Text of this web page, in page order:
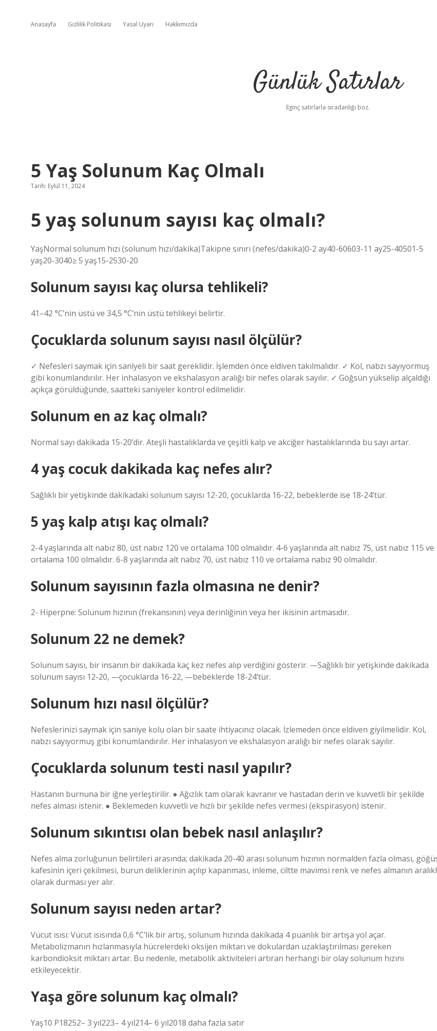
Anasayfa Gizlilik Politikası Yasal Uyarı Hakkımızda
Günlük Satırlar
İlginç satırlarla sıradanlığı boz.
5 Yaş Solunum Kaç Olmalı
Tarih: Eylül 11, 2024
5 yaş solunum sayısı kaç olmalı?
YaşNormal solunum hızı (solunum hızı/dakika)Takipne sınırı (nefes/dakika)0-2 ay40-60603-11 ay25-40501-5
yaş20-3040≥ 5 yaş15-2530-20
Solunum sayısı kaç olursa tehlikeli?
41–42 °C’nin üstü ve 34,5 °C’nin üstü tehlikeyi belirtir.
Çocuklarda solunum sayısı nasıl ölçülür?
✓ Nefesleri saymak için saniyeli bir saat gereklidir. İşlemden önce eldiven takılmalıdır. ✓ Kol, nabzı sayıyormuş
gibi konumlandırılır. Her inhalasyon ve ekshalasyon aralığı bir nefes olarak sayılır. ✓ Göğsün yükselip alçaldığı
açıkça görüldüğünde, saatteki saniyeler kontrol edilmelidir.
Solunum en az kaç olmalı?
Normal sayı dakikada 15-20’dir. Ateşli hastalıklarda ve çeşitli kalp ve akciğer hastalıklarında bu sayı artar.
4 yaş cocuk dakikada kaç nefes alır?
Sağlıklı bir yetişkinde dakikadaki solunum sayısı 12-20, çocuklarda 16-22, bebeklerde ise 18-24’tür.
5 yaş kalp atışı kaç olmalı?
2-4 yaşlarında alt nabız 80, üst nabız 120 ve ortalama 100 olmalıdır. 4-6 yaşlarında alt nabız 75, üst nabız 115 ve
ortalama 100 olmalıdır. 6-8 yaşlarında alt nabız 70, üst nabız 110 ve ortalama nabız 90 olmalıdır.
Solunum sayısının fazla olmasına ne denir?
2- Hiperpne: Solunum hızının (frekansının) veya derinliğinin veya her ikisinin artmasıdır.
Solunum 22 ne demek?
Solunum sayısı, bir insanın bir dakikada kaç kez nefes alıp verdiğini gösterir. —Sağlıklı bir yetişkinde dakikada
solunum sayısı 12-20, —çocuklarda 16-22, —bebeklerde 18-24’tür.
Solunum hızı nasıl ölçülür?
Nefeslerinizi saymak için saniye kolu olan bir saate ihtiyacınız olacak. İzlemeden önce eldiven giyilmelidir. Kol,
nabzı sayıyormuş gibi konumlandırılır. Her inhalasyon ve ekshalasyon aralığı bir nefes olarak sayılır.
Çocuklarda solunum testi nasıl yapılır?
Hastanın burnuna bir iğne yerleştirilir. ● Ağızlık tam olarak kavranır ve hastadan derin ve kuvvetli bir şekilde
nefes alması istenir. ● Beklemeden kuvvetli ve hızlı bir şekilde nefes vermesi (ekspirasyon) istenir.
Solunum sıkıntısı olan bebek nasıl anlaşılır?
Nefes alma zorluğunun belirtileri arasında; dakikada 20-40 arası solunum hızının normalden fazla olması,
kafesinin içeri çekilmesi, burun deliklerinin açılıp kapanması, inleme, ciltte mavimsi renk ve nefes almanın
olarak durması yer alır.
Solunum sayısı neden artar?
Vücut ısısı: Vücut ısısında 0,6 °C’lik bir artış, solunum hızında dakikada 4 puanlık bir artışa yol açar.
Metabolizmanın hızlanmasıyla hücrelerdeki oksijen miktarı ve dokulardan uzaklaştırılması gereken
karbondioksit miktarı artar. Bu nedenle, metabolik aktiviteleri artıran herhangi bir olay solunum hızını
etkileyecektir.
Yaşa göre solunum kaç olmalı?
Yaş10 P18252– 3 yıl223– 4 yıl214– 6 yıl2018 daha fazla satır